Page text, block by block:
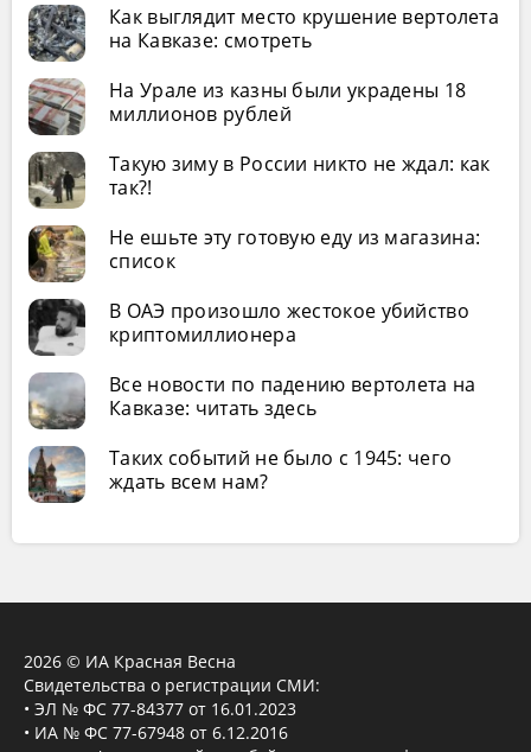
Как выглядит место крушение вертолета
на Кавказе: смотреть
На Урале из казны были украдены 18
миллионов рублей
Такую зиму в России никто не ждал: как
так?!
Не ешьте эту готовую еду из магазина:
список
В ОАЭ произошло жестокое убийство
криптомиллионера
Все новости по падению вертолета на
Кавказе: читать здесь
Таких событий не было с 1945: чего
ждать всем нам?
2026 © ИА Красная Весна
Свидетельства о регистрации СМИ:
• ЭЛ № ФС 77-84377 от 16.01.2023
• ИА № ФС 77-67948 от 6.12.2016